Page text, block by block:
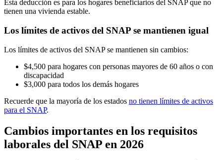
Esta deducción es para los hogares beneficiarios del SNAP que no
tienen una vivienda estable.
Los límites de activos del SNAP se mantienen igual
Los límites de activos del SNAP se mantienen sin cambios:
$4,500 para hogares con personas mayores de 60 años o con
discapacidad
$3,000 para todos los demás hogares
Recuerde que la mayoría de los estados no tienen límites de activos
para el SNAP.
Cambios importantes en los requisitos
laborales del SNAP en 2026